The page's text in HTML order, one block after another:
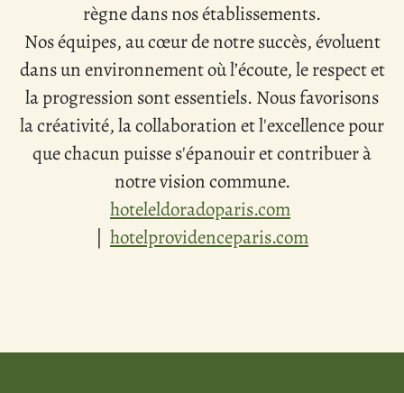
règne dans nos établissements.
Nos équipes, au cœur de notre succès, évoluent
dans un environnement où l’écoute, le respect et
la progression sont essentiels. Nous favorisons
la créativité, la collaboration et l'excellence pour
que chacun puisse s'épanouir et contribuer à
notre vision commune.
hoteleldoradoparis.com
| hotelprovidenceparis.com